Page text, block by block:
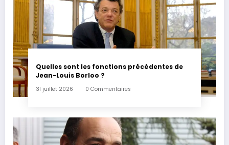
Quelles sont les fonctions précédentes de
Jean-Louis Borloo ?
31 juillet 2026 0 Commentaires